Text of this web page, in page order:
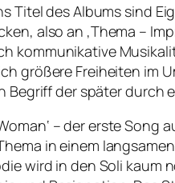
Titel des Albums sind
also an ‚Thema –
kommunikative
größere Freiheiten im
Begriff der später
– der erste
in einem
wird in den Soli